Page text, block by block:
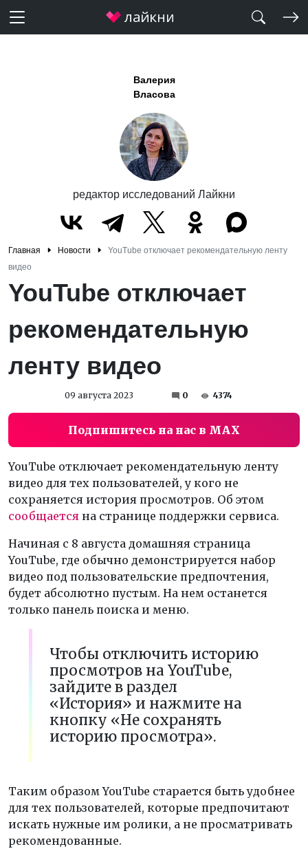
Валерия
Власова
редактор исследований Лайкни
Главная Новости
YouTube отключает рекомендательную ленту
видео
YouTube отключает
рекомендательную
ленту видео
09 августа 2023 0 4374
Подпишитесь на нас в MAX
YouTube отключает рекомендательную ленту
видео для тех пользователей, у кого не
сохраняется история просмотров. Об этом
сообщается на странице поддержки сервиса.
Начиная с 8 августа домашняя страница
YouTube, где обычно демонстрируется набор
видео под пользовательские предпочтения,
будет абсолютно пустым. На нем останется
только панель поиска и меню.
Чтобы отключить историю
просмотров на YouTube,
зайдите в раздел
«История» и нажмите на
кнопку «Не сохранять
историю просмотра».
Таким образом YouTube старается быть удобнее
для тех пользователей, которые предпочитают
искать нужные им ролики, а не просматривать
рекомендованные.